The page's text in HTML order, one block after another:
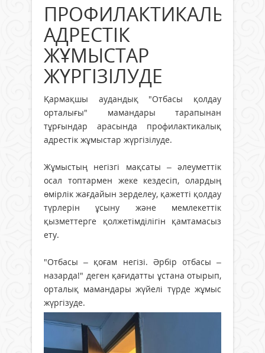
ПРОФИЛАКТИКАЛЫҚ
АДРЕСТІК
ЖҰМЫСТАР
ЖҮРГІЗІЛУДЕ
Қармақшы аудандық "Отбасы қолдау
орталығы" мамандары тарапынан
тұрғындар арасында профилактикалық
адрестік жұмыстар жүргізілуде.
Жұмыстың негізгі мақсаты – әлеуметтік
осал топтармен жеке кездесіп, олардың
өмірлік жағдайын зерделеу, қажетті қолдау
түрлерін ұсыну және мемлекеттік
қызметтерге қолжетімділігін қамтамасыз
ету.
"Отбасы – қоғам негізі. Әрбір отбасы –
назарда!" деген қағидатты ұстана отырып,
орталық мамандары жүйелі түрде жұмыс
жүргізуде.